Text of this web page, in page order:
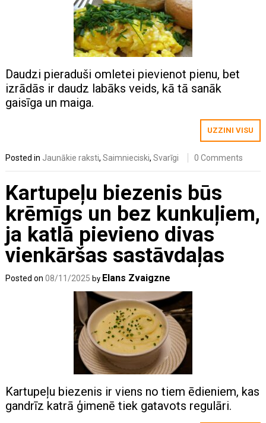
Daudzi pieraduši omletei pievienot pienu, bet
izrādās ir daudz labāks veids, kā tā sanāk
gaisīga un maiga.
UZZINI VISU
Posted in Jaunākie raksti,Saimnieciski,Svarīgi 0 Comments
Kartupeļu biezenis būs
krēmīgs un bez kunkuļiem,
ja katlā pievieno divas
vienkāršas sastāvdaļas
Posted on08/11/2025 by Elans Zvaigzne
Kartupeļu biezenis ir viens no tiem ēdieniem, kas
gandrīz katrā ģimenē tiek gatavots regulāri.